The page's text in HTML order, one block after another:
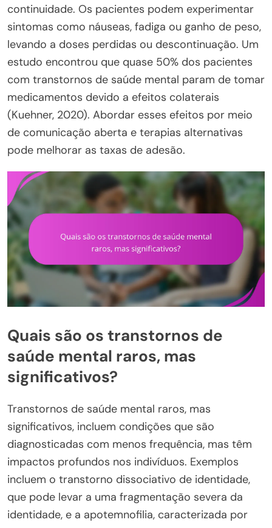
continuidade. Os pacientes podem experimentar
sintomas como náuseas, fadiga ou ganho de peso,
levando a doses perdidas ou descontinuação. Um
estudo encontrou que quase 50% dos pacientes
com transtornos de saúde mental param de tomar
medicamentos devido a efeitos colaterais
(Kuehner, 2020). Abordar esses efeitos por meio
de comunicação aberta e terapias alternativas
pode melhorar as taxas de adesão.
Quais são os transtornos de
saúde mental raros, mas
significativos?
Transtornos de saúde mental raros, mas
significativos, incluem condições que são
diagnosticadas com menos frequência, mas têm
impactos profundos nos indivíduos. Exemplos
incluem o transtorno dissociativo de identidade,
que pode levar a uma fragmentação severa da
identidade, e a apotemnofilia, caracterizada por